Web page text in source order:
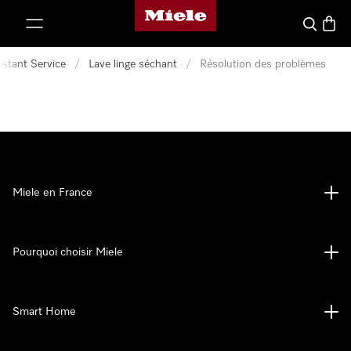
Page d'accueil Miele
Search
Service / Lave linge séchant / Résolution des problèmes
Miele en France
Pourquoi choisir Miele
Smart Home